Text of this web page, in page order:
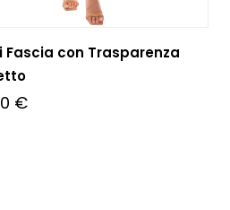
Fascia con Trasparenza
€